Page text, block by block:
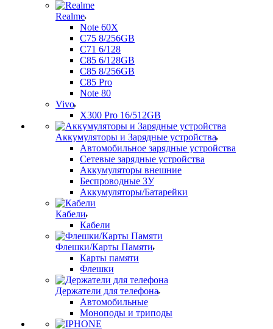
Realme
Note 60X
C75 8/256GB
C71 6/128
C85 6/128GB
C85 8/256GB
C85 Pro
Note 80
Vivo
X300 Pro 16/512GB
Аккумуляторы и Зарядные устройства
Автомобильное зарядные устройства
Сетевые зарядные устройства
Аккумуляторы внешние
Беспроводные ЗУ
Аккумуляторы/Батарейки
Кабели
Кабели
Флешки/Карты Памяти
Карты памяти
Флешки
Держатели для телефона
Автомобильные
Моноподы и триподы